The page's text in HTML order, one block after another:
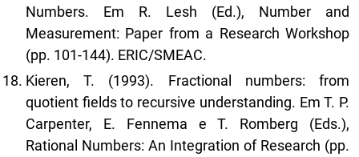
Numbers. Em R. Lesh (Ed.), Number and
Measurement: Paper from a Research Workshop
(pp. 101-144). ERIC/SMEAC.
Kieren, T. (1993). Fractional numbers: from
quotient fields to recursive understanding. Em T. P.
Carpenter, E. Fennema e T. Romberg (Eds.),
Rational Numbers: An Integration of Research (pp.